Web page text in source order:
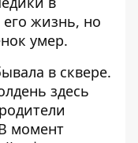
его жизнь, но
умер.
в сквере.
здесь
момент